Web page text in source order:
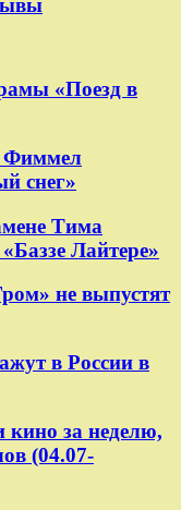
«Поезд в
Фиммел
снег»
Тима
Лайтере»
не выпустят
в России в
кино за неделю,
(04.07-